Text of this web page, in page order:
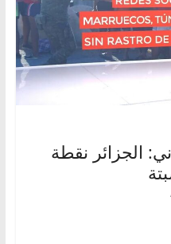
الجزائر نقطة